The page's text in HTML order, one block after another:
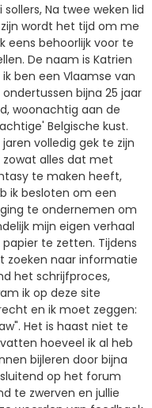
sollers, Na twee weken lid
wordt het tijd om me
eens behoorlijk voor te
De naam is Katrien
ik ben een Vlaamse van
ondertussen bijna 25 jaar
woonachtig aan de
Belgische kust.
jaren volledig gek te zijn
zowat alles dat met
te maken heeft,
ik besloten om een
te ondernemen om
mijn eigen verhaal
papier te zetten. Tijdens
zoeken naar informatie
het schrijfproces,
ik op deze site
en ik moet zeggen:
Het is haast niet te
hoeveel ik al heb
bijleren door bijna
op het forum
te zwerven en jullie